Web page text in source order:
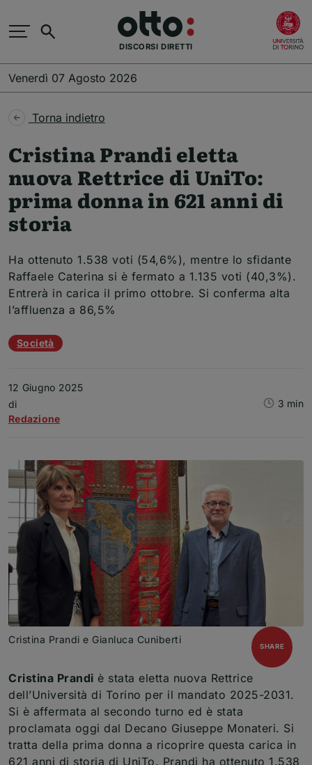
Salta al contenuto principale
DISCORSI DIRETTI
Venerdì 07 Agosto 2026
Torna indietro
Cristina Prandi eletta
nuova Rettrice di UniTo:
prima donna in 621 anni di
storia
Ha ottenuto 1.538 voti (54,6%), mentre lo sfidante
Raffaele Caterina si è fermato a 1.135 voti (40,3%).
Entrerà in carica il primo ottobre. Si conferma alta
l’affluenza a 86,5%
Società
12 Giugno 2025
Articolo
di
Redazione
3 min
Cristina Prandi e Gianluca Cuniberti
open
SHARE
Cristina Prandi è stata eletta nuova Rettrice
dell’Università di Torino per il mandato 2025-2031.
Si è affermata al secondo turno ed è stata
proclamata oggi dal Decano Giuseppe Monateri. Si
tratta della prima donna a ricoprire questa carica in
621 anni di storia di UniTo. Prandi ha ottenuto 1.538